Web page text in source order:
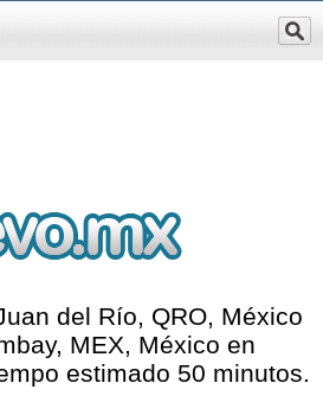
del Río, QRO, México
MEX, México en
estimado 50 minutos.